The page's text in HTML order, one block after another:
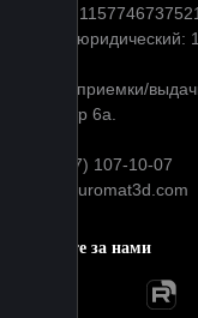
ОГРН:
Адрес юридический:
Адрес приемки/
д 35 стр 6а.
+7 (977) 107-10-07
info@euromat3d.com
Следите за нами